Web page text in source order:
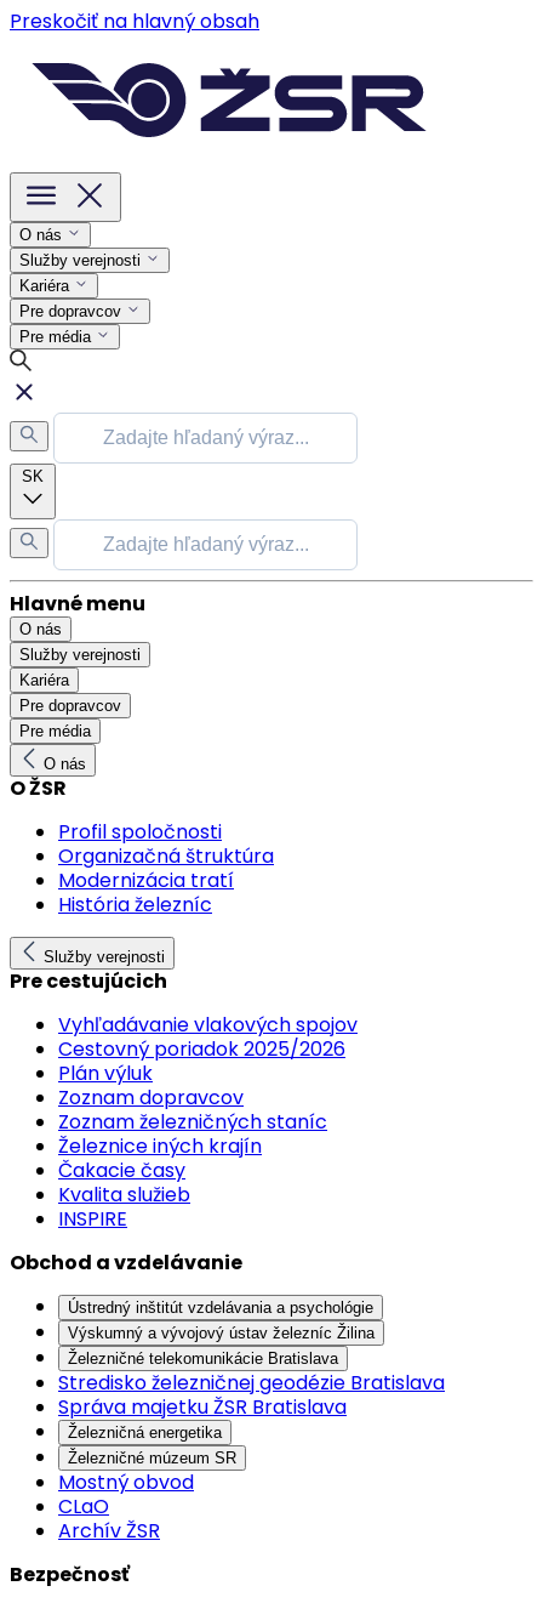
Preskočiť na hlavný obsah
O nás
Služby verejnosti
Kariéra
Pre dopravcov
Pre média
SK
Hlavné menu
O nás
Služby verejnosti
Kariéra
Pre dopravcov
Pre média
O nás
O ŽSR
Profil spoločnosti
Organizačná štruktúra
Modernizácia tratí
História železníc
Služby verejnosti
Pre cestujúcich
Vyhľadávanie vlakových spojov
Cestovný poriadok 2025/2026
Plán výluk
Zoznam dopravcov
Zoznam železničných staníc
Železnice iných krajín
Čakacie časy
Kvalita služieb
INSPIRE
Obchod a vzdelávanie
Ústredný inštitút vzdelávania a psychológie
Výskumný a vývojový ústav železníc Žilina
Železničné telekomunikácie Bratislava
Stredisko železničnej geodézie Bratislava
Správa majetku ŽSR Bratislava
Železničná energetika
Železničné múzeum SR
Mostný obvod
CLaO
Archív ŽSR
Bezpečnosť